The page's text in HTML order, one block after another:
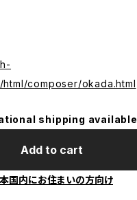
composer/okada.html
shipping available
Add to cart
国内にお住まいの方向け